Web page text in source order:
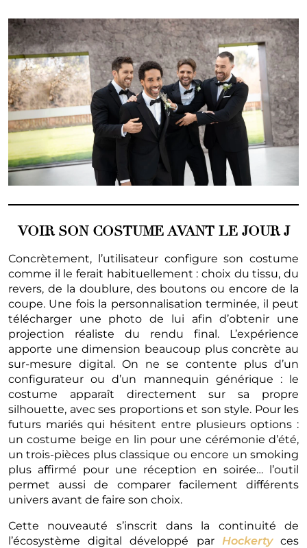
VOIR SON COSTUME AVANT LE JOUR J
Concrètement, l’utilisateur configure son costume
comme il le ferait habituellement : choix du tissu, du
revers, de la doublure, des boutons ou encore de la
coupe. Une fois la personnalisation terminée, il peut
télécharger une photo de lui afin d’obtenir une
projection réaliste du rendu final. L’expérience
apporte une dimension beaucoup plus concrète au
sur-mesure digital. On ne se contente plus d’un
configurateur ou d’un mannequin générique : le
costume apparaît directement sur sa propre
silhouette, avec ses proportions et son style. Pour les
futurs mariés qui hésitent entre plusieurs options :
un costume beige en lin pour une cérémonie d’été,
un trois-pièces plus classique ou encore un smoking
plus affirmé pour une réception en soirée… l’outil
permet aussi de comparer facilement différents
univers avant de faire son choix.
Cette nouveauté s’inscrit dans la continuité de
l’écosystème digital développé par Hockertyces